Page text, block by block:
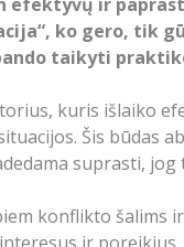
ko gero, tik
taikyti
kuris išlaiko
Šis būdas
suprasti,
konflikto šalims